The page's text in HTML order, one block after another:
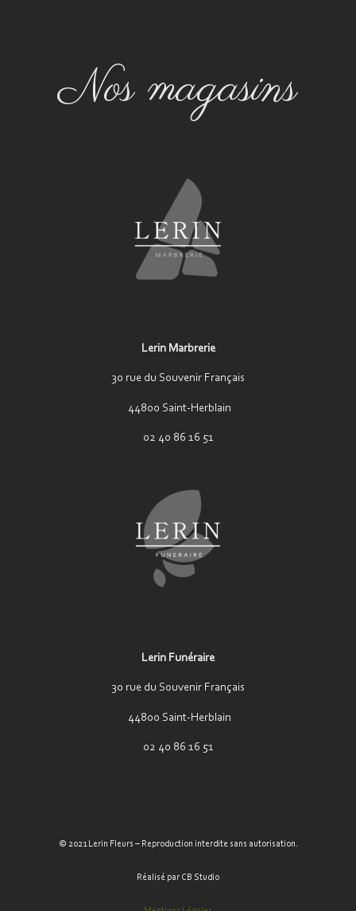
Nos magasins
Lerin Marbrerie
30 rue du Souvenir Français
44800 Saint-Herblain
02 40 86 16 51
Lerin Funéraire
30 rue du Souvenir Français
44800 Saint-Herblain
02 40 86 16 51
© 2021 Lerin Fleurs – Reproduction interdite sans autorisation.
Réalisé par CB Studio